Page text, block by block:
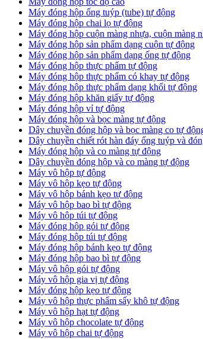
Máy đóng hộp ống tuýp (tube) tự động
Máy đóng hộp chai lọ tự động
Máy đóng hộp cuộn màng nhựa, cuộn màng
Máy đóng hộp sản phẩm dạng cuộn tự động
Máy đóng hộp sản phẩm dạng ống tự động
Máy đóng hộp thực phẩm tự động
Máy đóng hộp thực phẩm có khay tự động
Máy đóng hộp thực phẩm dạng khối tự động
Máy đóng hộp khăn giấy tự động
Máy đóng hộp vỉ tự động
Máy đóng hộp và bọc màng tự động
Dây chuyền đóng hộp và bọc màng co tự
Dây chuyền chiết rót hàn đáy ống tuýp và
Máy đóng hộp và co màng tự động
Dây chuyền đóng hộp và co màng tự động
Máy vô hộp tự động
Máy vô hộp kẹo tự động
Máy vô hộp bánh kẹo tự động
Máy vô hộp bao bì tự động
Máy vô hộp túi tự động
Máy đóng hộp gói tự động
Máy đóng hộp túi tự động
Máy đóng hộp bánh kẹo tự động
Máy đóng hộp bao bì tự động
Máy vô hộp gói tự động
Máy vô hộp gia vị tự động
Máy đóng hộp kẹo tự động
Máy vô hộp thực phẩm sấy khô tự động
Máy vô hộp hạt tự động
Máy vô hộp chocolate tự động
Máy vô hộp chai tự động